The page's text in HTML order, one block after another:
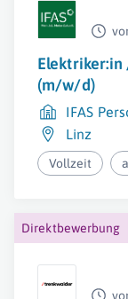
(m/w/d)
IFAS
Linz
Vollzeit
Direktbewerbung